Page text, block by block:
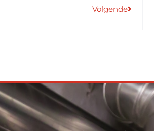
Volgende